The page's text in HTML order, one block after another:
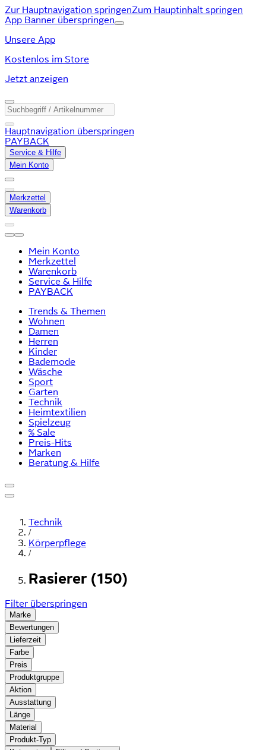
Zur Hauptnavigation springenZum Hauptinhalt springen
App Banner überspringen
Unsere App
Kostenlos im Store
Jetzt anzeigen
Hauptnavigation überspringen
PAYBACK
Service & Hilfe
Mein Konto
Merkzettel
Warenkorb
Mein Konto
Merkzettel
Warenkorb
Service & Hilfe
PAYBACK
Trends & Themen
Wohnen
Damen
Herren
Kinder
Bademode
Wäsche
Sport
Garten
Technik
Heimtextilien
Spielzeug
% Sale
Preis-Hits
Marken
Beratung & Hilfe
Technik
/
Körperpflege
/
Rasierer (150)
Filter überspringen
Marke
Bewertungen
Lieferzeit
Farbe
Preis
Produktgruppe
Aktion
Ausstattung
Länge
Material
Produkt-Typ